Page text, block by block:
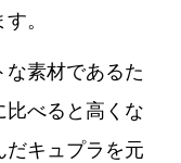
。
素材であるた
比べると高くな
だキュプラを元